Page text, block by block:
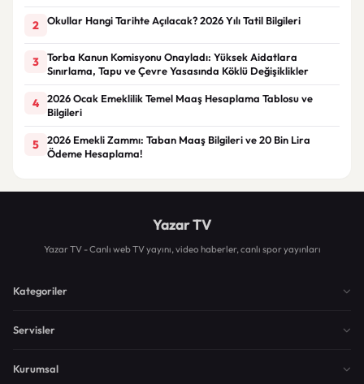
2 Okullar Hangi Tarihte Açılacak? 2026 Yılı Tatil Bilgileri
3
Torba Kanun Komisyonu Onayladı: Yüksek Aidatlara
Sınırlama, Tapu ve Çevre Yasasında Köklü Değişiklikler
4
2026 Ocak Emeklilik Temel Maaş Hesaplama Tablosu ve
Bilgileri
5
2026 Emekli Zammı: Taban Maaş Bilgileri ve 20 Bin Lira
Ödeme Hesaplama!
Yazar TV
Yazar TV - Canlı web TV yayını, video haberler, canlı spor yayınları
Kategoriler
Servisler
Kurumsal